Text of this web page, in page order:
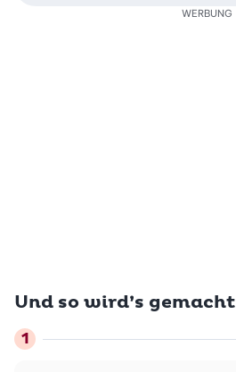
Und so wird’s gemacht
WERBUNG